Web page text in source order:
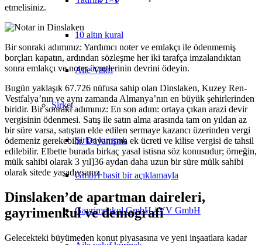
10 altın kural
Aile Vakfı
Şirket
Şirket kurmak
GmbH basit bir açıklamayla
Gayrimenkul GmbH / VV GmbH
etmelisiniz.
Bir sonraki adımınız: Yardımcı noter ve emlakçı ile ödenmemiş
borçları kapatın, ardından sözleşme her iki tarafça imzalandıktan
sonra emlakçı ve noter ücretlerinin devrini ödeyin.
Bugün yaklaşık 67.726 nüfusa sahip olan Dinslaken, Kuzey Ren-
Vestfalya’nın ve aynı zamanda Almanya’nın en büyük şehirlerinden
biridir. Bir sonraki adımınız: En son adım: ortaya çıkan arazi devir
vergisinin ödenmesi. Satış ile satın alma arasında tam on yıldan az
bir süre varsa, satıştan elde edilen sermaye kazancı üzerinden vergi
ödemeniz gerekebilir. Dayanışma ek ücreti ve kilise vergisi de tahsil
edilebilir. Elbette burada birkaç yasal istisna söz konusudur; örneğin,
mülk sahibi olarak 3 yıl]36 aydan daha uzun bir süre mülk sahibi
olarak sitede yaşadıysanız.
Dinslaken’de apartman daireleri,
gayrimenkul ve demografi
Gelecekteki büyümeden konut piyasasına ve yeni inşaatlara kadar